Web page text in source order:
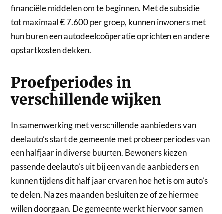
financiële middelen om te beginnen. Met de subsidie
tot maximaal € 7.600 per groep, kunnen inwoners met
hun buren een autodeelcoöperatie oprichten en andere
opstartkosten dekken.
Proefperiodes in
verschillende wijken
In samenwerking met verschillende aanbieders van
deelauto’s start de gemeente met probeerperiodes van
een halfjaar in diverse buurten. Bewoners kiezen
passende deelauto’s uit bij een van de aanbieders en
kunnen tijdens dit half jaar ervaren hoe het is om auto’s
te delen. Na zes maanden besluiten ze of ze hiermee
willen doorgaan. De gemeente werkt hiervoor samen